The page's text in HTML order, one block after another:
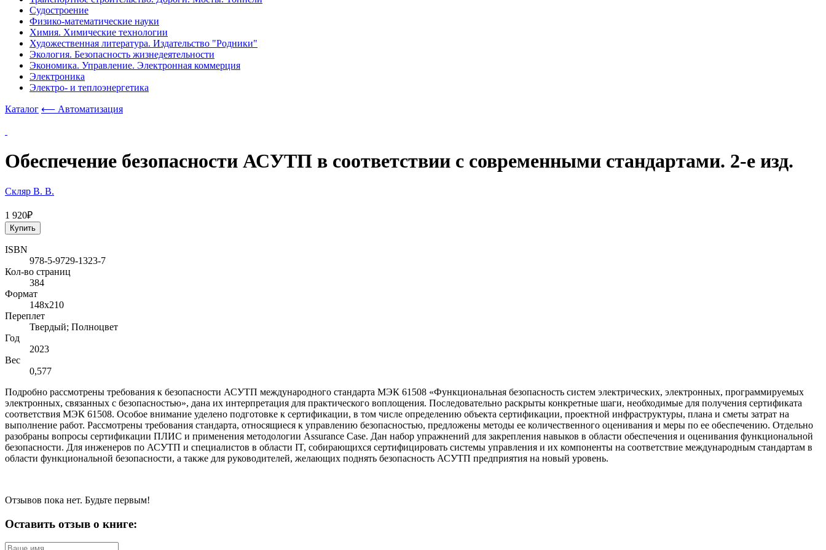
Судостроение
Физико-математические науки
Химия. Химические технологии
Художественная литература. Издательство "Родники"
Экология. Безопасность жизнедеятельности
Экономика. Управление. Электронная коммерция
Электроника
Электро- и теплоэнергетика
Каталог ⟵ Автоматизация
Обеспечение безопасности АСУТП в соответствии с современными стандартами. 2-е изд.
Скляр В. В.
1 920₽
Купить
ISBN
978-5-9729-1323-7
Кол-во страниц
384
Формат
148х210
Переплет
Твердый; Полноцвет
Год
2023
Вес
0,577
Подробно рассмотрены требования к безопасности АСУТП международного стандарта МЭК 61508 «Функциональная безопасность систем электрических, электронных, программируемых
электронных, связанных с безопасностью», дана их интерпретация для практического воплощения. Последовательно раскрыты конкретные шаги, необходимые для получения сертификата
соответствия МЭК 61508. Особое внимание уделено подготовке к сертификации, в том числе определению объекта сертификации, проектной инфраструктуры, плана и сметы затрат на
выполнение работ. Рассмотрены требования стандарта, относящиеся к управлению безопасностью, предложены методы ее количественного оценивания и меры по ее обеспечению. Отдельно
разобраны вопросы сертификации ПЛИС и применения методологии Assurance Case. Дан набор упражнений для закрепления навыков в области обеспечения и оценивания функциональной
безопасности. Для инженеров по АСУТП и специалистов в области IT, собирающихся сертифицировать системы управления и их компоненты на соответствие международным стандартам в
области функциональной безопасности, а также для руководителей, желающих поднять безопасность АСУТП предприятия на новый уровень.
Отзывов пока нет. Будьте первым!
Оставить отзыв о книге: